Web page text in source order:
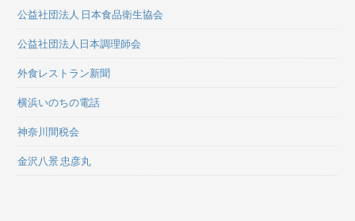
公益社団法人 日本食品衛生協会
公益社団法人日本調理師会
外食レストラン新聞
横浜いのちの電話
神奈川間税会
金沢八景 忠彦丸